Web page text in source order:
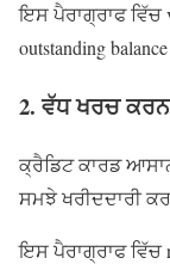
ਇਸ ਪੈਰਾਗ੍ਰਾਫ ਵਿੱਚ
outstanding
2. ਵੱਧ ਖਰਚ
ਕ੍ਰੈਡਿਟ ਕਾਰਡ
ਸਮਝੇ ਖਰੀਦਦਾਰੀ
ਇਸ ਪੈਰਾਗ੍ਰਾਫ ਵਿੱਚ